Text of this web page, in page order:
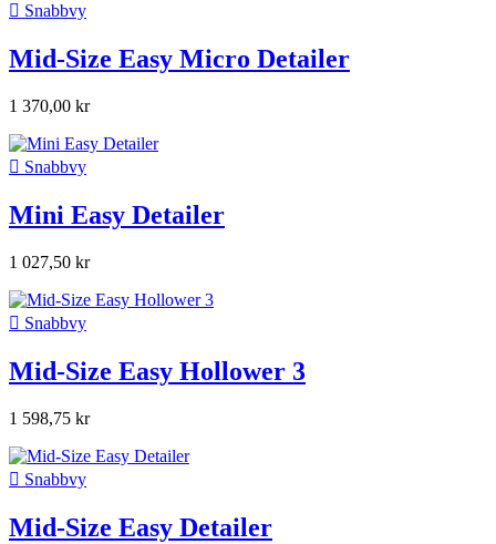
 Snabbvy
Mid-Size Easy Micro Detailer
1 370,00 kr
 Snabbvy
Mini Easy Detailer
1 027,50 kr
 Snabbvy
Mid-Size Easy Hollower 3
1 598,75 kr
 Snabbvy
Mid-Size Easy Detailer